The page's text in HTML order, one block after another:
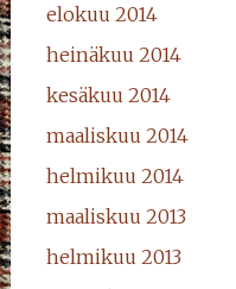
elokuu 2014
heinäkuu 2014
kesäkuu 2014
maaliskuu 2014
helmikuu 2014
maaliskuu 2013
helmikuu 2013